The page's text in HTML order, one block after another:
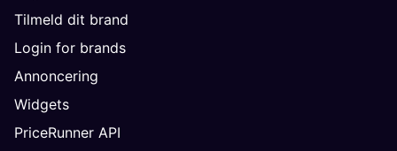
Tilmeld dit brand
Login for brands
Annoncering
Widgets
PriceRunner API